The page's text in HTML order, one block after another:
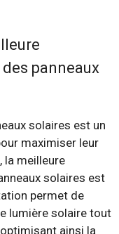
panneaux
solaires est un
maximiser leur
la meilleure
solaires est
permet de
lumière solaire tout
ainsi la